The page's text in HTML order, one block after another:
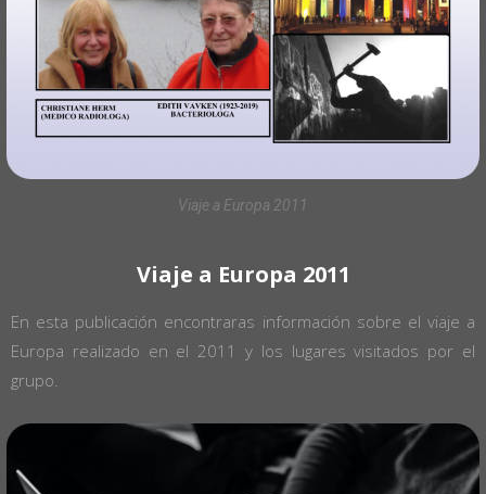
Viaje a Europa 2011
Viaje a Europa 2011
En esta publicación encontraras información sobre el viaje a
Europa realizado en el 2011 y los lugares visitados por el
grupo.